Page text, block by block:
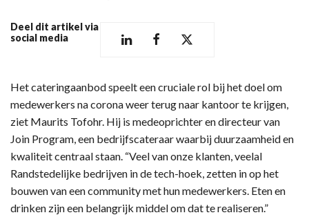
Deel dit artikel via
social media
Het cateringaanbod speelt een cruciale rol bij het doel om
medewerkers na corona weer terug naar kantoor te krijgen,
ziet Maurits Tofohr. Hij is medeoprichter en directeur van
Join Program, een bedrijfscateraar waarbij duurzaamheid en
kwaliteit centraal staan. “Veel van onze klanten, veelal
Randstedelijke bedrijven in de tech-hoek, zetten in op het
bouwen van een community met hun medewerkers. Eten en
drinken zijn een belangrijk middel om dat te realiseren.”